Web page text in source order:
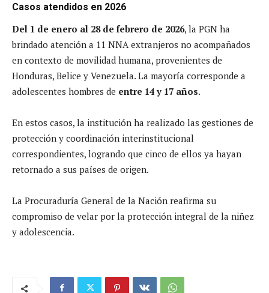
Casos atendidos en 2026
Del 1 de enero al 28 de febrero de 2026, la PGN ha
brindado atención a 11 NNA extranjeros no acompañados
en contexto de movilidad humana, provenientes de
Honduras, Belice y Venezuela. La mayoría corresponde a
adolescentes hombres de entre 14 y 17 años.
En estos casos, la institución ha realizado las gestiones de
protección y coordinación interinstitucional
correspondientes, logrando que cinco de ellos ya hayan
retornado a sus países de origen.
La Procuraduría General de la Nación reafirma su
compromiso de velar por la protección integral de la niñez
y adolescencia.